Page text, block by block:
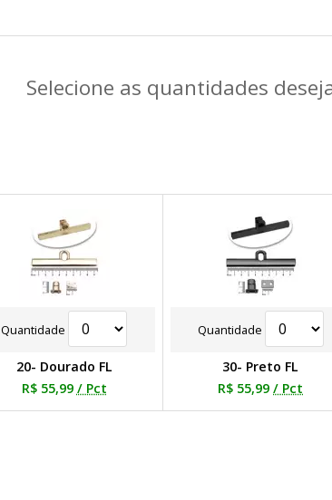
Selecione as quantidades
Quantidade
20- Dourado FL
R$ 55,99 / Pct
Quantidade
30- Preto FL
R$ 55,99 / Pct